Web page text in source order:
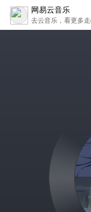
网易云音乐
去云音乐，看更多